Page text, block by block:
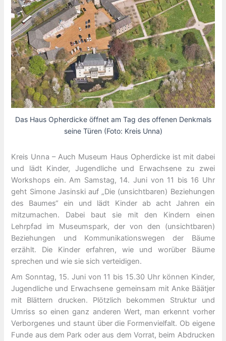
Das Haus Opherdicke öffnet am Tag des offenen Denkmals
seine Türen (Foto: Kreis Unna)
Kreis Unna – Auch Museum Haus Opherdicke ist mit dabei
und lädt Kinder, Jugendliche und Erwachsene zu zwei
Workshops ein. Am Samstag, 14. Juni von 11 bis 16 Uhr
geht Simone Jasinski auf „Die (unsichtbaren) Beziehungen
des Baumes“ ein und lädt Kinder ab acht Jahren ein
mitzumachen. Dabei baut sie mit den Kindern einen
Lehrpfad im Museumspark, der von den (unsichtbaren)
Beziehungen und Kommunikationswegen der Bäume
erzählt. Die Kinder erfahren, wie und worüber Bäume
sprechen und wie sie sich verteidigen.
Am Sonntag, 15. Juni von 11 bis 15.30 Uhr können Kinder,
Jugendliche und Erwachsene gemeinsam mit Anke Bäätjer
mit Blättern drucken. Plötzlich bekommen Struktur und
Umriss so einen ganz anderen Wert, man erkennt vorher
Verborgenes und staunt über die Formenvielfalt. Ob eigene
Funde aus dem Park oder aus dem Vorrat, beim Abdrucken